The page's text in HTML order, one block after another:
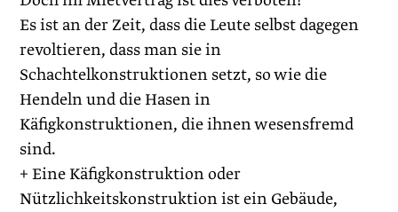
Es ist an der Zeit, dass die Leute selbst dagegen
revoltieren, dass man sie in
Schachtelkonstruktionen setzt, so wie die
Hendeln und die Hasen in
Käfigkonstruktionen, die ihnen wesensfremd
sind.
+ Eine Käfigkonstruktion oder
Nützlichkeitskonstruktion ist ein Gebäude,